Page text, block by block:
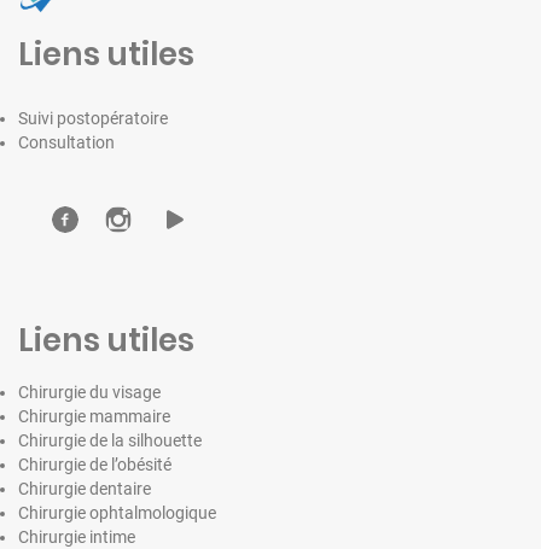
Liens utiles
Suivi postopératoire
Consultation
Liens utiles
Chirurgie du visage
Chirurgie mammaire
Chirurgie de la silhouette
Chirurgie de l’obésité
Chirurgie dentaire
Chirurgie ophtalmologique
Chirurgie intime